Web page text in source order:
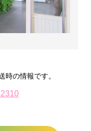
の情報です。